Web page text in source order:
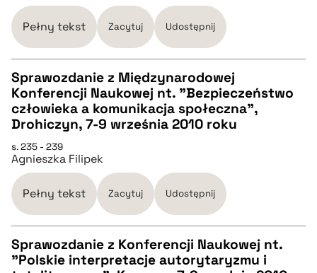
BIBTEX
pobierz cytat
Pełny tekst Zacytuj Udostępnij
CZYSTY TEKST
pobierz cytat
BIBTEX
pobierz cytat
Sprawozdanie z Międzynarodowej
Konferencji Naukowej nt. "Bezpieczeństwo
człowieka a komunikacja społeczna",
Drohiczyn, 7-9 września 2010 roku
s. 235 - 239
Agnieszka Filipek
Pełny tekst Zacytuj Udostępnij
Sprawozdanie z Konferencji Naukowej nt.
"Polskie interpretacje autorytaryzmu i